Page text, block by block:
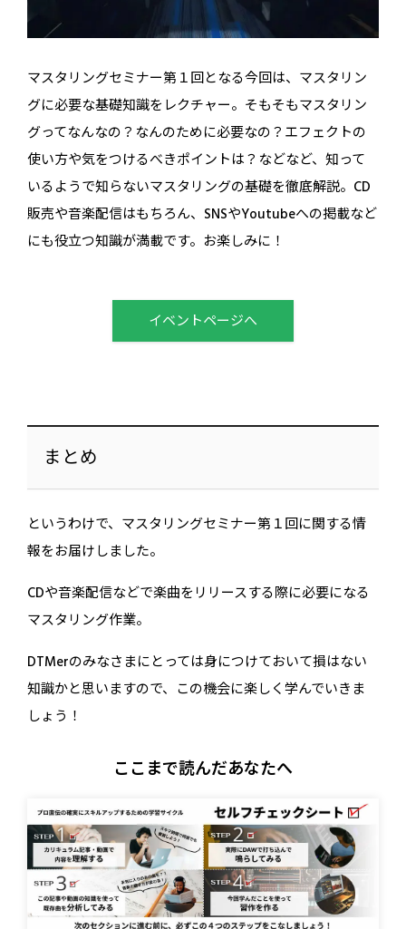
マスタリングセミナー第１回となる今回は、マスタリン
グに必要な基礎知識をレクチャー。そもそもマスタリン
グってなんなの？なんのために必要なの？エフェクトの
使い方や気をつけるべきポイントは？などなど、知って
いるようで知らないマスタリングの基礎を徹底解説。CD
販売や音楽配信はもちろん、SNSやYoutubeへの掲載など
にも役立つ知識が満載です。お楽しみに！
イベントページへ
まとめ
というわけで、マスタリングセミナー第１回に関する情
報をお届けしました。
CDや音楽配信などで楽曲をリリースする際に必要になる
マスタリング作業。
DTMerのみなさまにとっては身につけておいて損はない
知識かと思いますので、この機会に楽しく学んでいきま
しょう！
ここまで読んだあなたへ